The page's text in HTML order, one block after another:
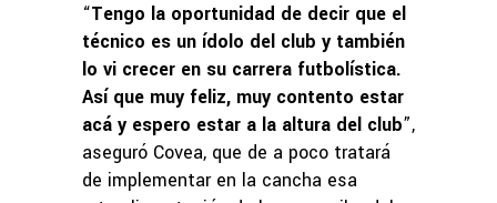
“Tengo la oportunidad de decir que el
técnico es un ídolo del club y también
lo vi crecer en su carrera futbolística.
Así que muy feliz, muy contento estar
acá y espero estar a la altura del club”,
aseguró Covea, que de a poco tratará
de implementar en la cancha esa